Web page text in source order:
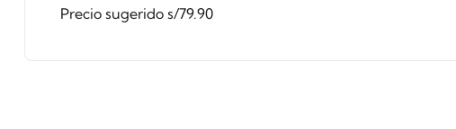
Precio sugerido s/79.90